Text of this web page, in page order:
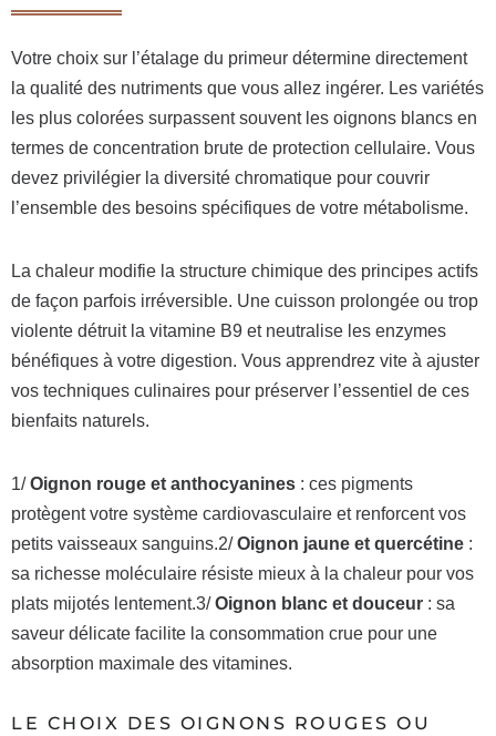
Votre choix sur l’étalage du primeur détermine directement
la qualité des nutriments que vous allez ingérer. Les variétés
les plus colorées surpassent souvent les oignons blancs en
termes de concentration brute de protection cellulaire. Vous
devez privilégier la diversité chromatique pour couvrir
l’ensemble des besoins spécifiques de votre métabolisme.
La chaleur modifie la structure chimique des principes actifs
de façon parfois irréversible. Une cuisson prolongée ou trop
violente détruit la vitamine B9 et neutralise les enzymes
bénéfiques à votre digestion. Vous apprendrez vite à ajuster
vos techniques culinaires pour préserver l’essentiel de ces
bienfaits naturels.
1/Oignon rouge et anthocyanines : ces pigments
protègent votre système cardiovasculaire et renforcent vos
petits vaisseaux sanguins.2/Oignon jaune et quercétine :
sa richesse moléculaire résiste mieux à la chaleur pour vos
plats mijotés lentement.3/Oignon blanc et douceur : sa
saveur délicate facilite la consommation crue pour une
absorption maximale des vitamines.
LE CHOIX DES OIGNONS ROUGES OU